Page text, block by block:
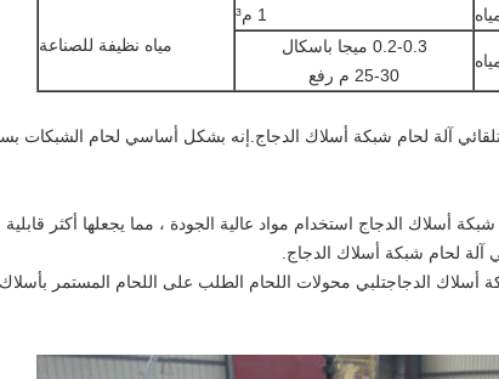
1 م³
مياه نظيفة للصناعة
0.2-0.3 ميجا باسكال
25-30 م رفع
آلة لحام شبكة أسلاك الدجاج .إنه بشكل أساسي لحام الشبكات
شبكة أسلاك الدجاج استخدام مواد عالية الجودة ، مما يجعلها أكثر
آلة لحام شبكة أسلاك الدجاج
أسلاك الدجاج